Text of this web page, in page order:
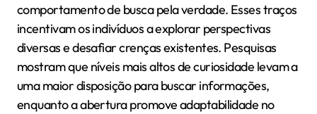
comportamento de busca pela verdade. Esses traços
incentivam os indivíduos a explorar perspectivas
diversas e desafiar crenças existentes. Pesquisas
mostram que níveis mais altos de curiosidade levam a
uma maior disposição para buscar informações,
enquanto a abertura promove adaptabilidade no